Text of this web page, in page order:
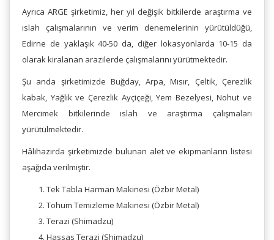
Ayrıca ARGE şirketimiz, her yıl değişik bitkilerde araştırma ve
ıslah çalışmalarının ve verim denemelerinin yürütüldüğü,
Edirne de yaklaşık 40-50 da, diğer lokasyonlarda 10-15 da
olarak kiralanan arazilerde çalışmalarını yürütmektedir.
Şu anda şirketimizde Buğday, Arpa, Mısır, Çeltik, Çerezlik
kabak, Yağlık ve Çerezlik Ayçiçeği, Yem Bezelyesi, Nohut ve
Mercimek bitkilerinde ıslah ve araştırma çalışmaları
yürütülmektedir.
Hâlihazırda şirketimizde bulunan alet ve ekipmanların listesi
aşağıda verilmiştir.
Tek Tabla Harman Makinesi (Özbir Metal)
Tohum Temizleme Makinesi (Özbir Metal)
Terazi (Shimadzu)
Hassas Terazi (Shimadzu)